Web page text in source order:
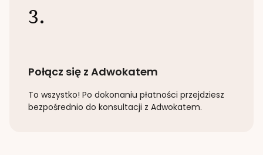
3.
Połącz się z Adwokatem
To wszystko! Po dokonaniu płatności przejdziesz
bezpośrednio do konsultacji z Adwokatem.